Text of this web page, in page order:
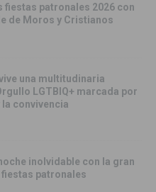
fiestas patronales 2026 con
de Moros y Cristianos
una multitudinaria
LGTBIQ+ marcada por
la convivencia
inolvidable con la gran
patronales